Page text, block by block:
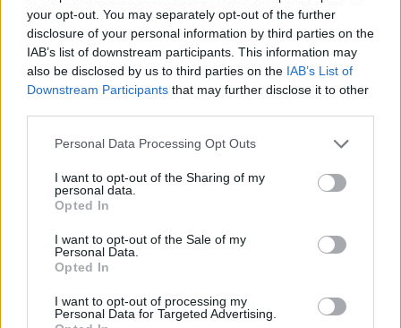
your opt-out. You may separately opt-out of the further
disclosure of your personal information by third parties on the
IAB’s list of downstream participants. This information may
also be disclosed by us to third parties on the IAB’s List of
Downstream Participants that may further disclose it to other
Personal Data Processing Opt Outs
I want to opt-out of the Sharing of my
personal data.
Opted In
I want to opt-out of the Sale of my
Personal Data.
Opted In
I want to opt-out of processing my
Personal Data for Targeted Advertising.
Ktoré chyby vás pri štarte e-shopu vyjdú zbytočne
draho?
Recent Comments
Žiadne komentáre na zobrazenie.
Archives
február 2026
január 2026